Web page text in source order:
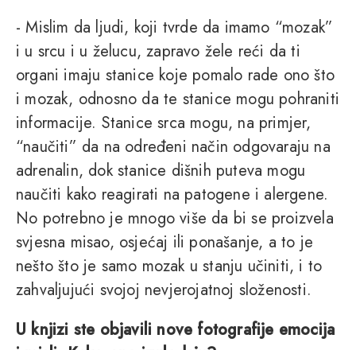
- Mislim da ljudi, koji tvrde da imamo “mozak”
i u srcu i u želucu, zapravo žele reći da ti
organi imaju stanice koje pomalo rade ono što
i mozak, odnosno da te stanice mogu pohraniti
informacije. Stanice srca mogu, na primjer,
“naučiti” da na određeni način odgovaraju na
adrenalin, dok stanice dišnih puteva mogu
naučiti kako reagirati na patogene i alergene.
No potrebno je mnogo više da bi se proizvela
svjesna misao, osjećaj ili ponašanje, a to je
nešto što je samo mozak u stanju učiniti, i to
zahvaljujući svojoj nevjerojatnoj složenosti.
U knjizi ste objavili nove fotografije emocija